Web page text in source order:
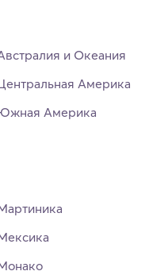
и Океания
Америка
Америка